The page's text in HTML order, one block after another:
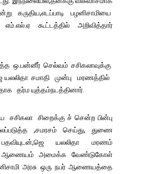
கருதிய,எடப்பாடி பழனிசாமியை
எம்.எல்.ஏ கூட்டத்தில் அறிவித்தார்
ஒ.பன்னீர் செல்வம் சசிகலாவுக்கு
யலலிதா சமாதி முன்பு மரணத்தில்
தர்ம யுத்தம்நடத்தினார்.
சசிகலா சிறைக்கு ச் சென்ற பின்பு
,சமரசம் செய்து, துணை
யலலிதா மரணம்
ஆணையம் அமைக்க வேண்டுகோள்
அரசு ஒரு நபர் ஆணையத்தை